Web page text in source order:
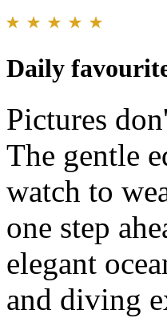
Daily
Pictures
The gentle
watch to
one step
elegant
and diving